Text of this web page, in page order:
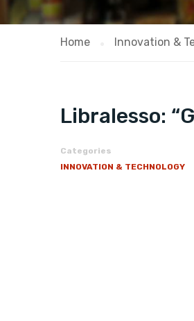
Home Innovation &
Libralesso:
Categories
INNOVATION & TECHNOLOGY